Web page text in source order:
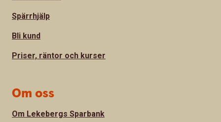
Spärrhjälp
Bli kund
Priser, räntor och kurser
Om oss
Om Lekebergs Sparbank